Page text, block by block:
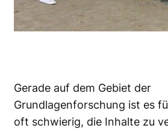
Gerade auf dem Gebiet der
Grundlagenforschung ist es
oft schwierig, die Inhalte zu